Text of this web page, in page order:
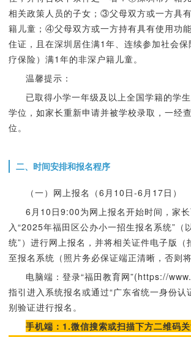
相关政策人员的子女；③父母双方或一方具
籍儿童；④父母双方或一方持有具有使用功
住证，且在深圳居住满1年、连续参加社会
疗保险）满1年的非深户籍儿童。
温馨提示：
已取得小学一年级及以上全国学籍的学
学位，如家长重新申请并被学校录取，一经
位。
二、时间安排和报名程序
（一）网上报名（6月10日-6月17日）
6月10日9:00为网上报名开始时间，家
入“2025年福田区公办小一招生报名系统”（
统”）进行网上报名，并将相关证件电子版（
至报名系统（照片务必保证端正清晰，否则
电脑端：登录“福田教育网”(https://
指引进入系统报名或通过“广东省统一身份认
别验证进行报名。
手机端：1.微信搜索或扫描下方二维码